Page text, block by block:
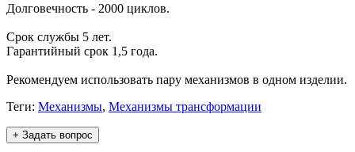
Долговечность - 2000 циклов.
Срок службы 5 лет.
Гарантийный срок 1,5 года.
Рекомендуем использовать пару механизмов в одном изделии.
Теги: Механизмы, Механизмы трансформации
+ Задать вопрос